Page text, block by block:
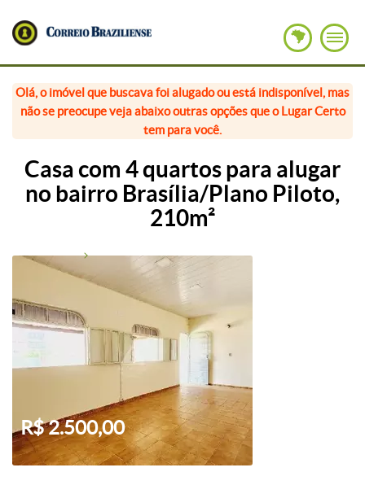
Olá, o imóvel que buscava foi alugado ou está indisponível, mas
não se preocupe veja abaixo outras opções que o Lugar Certo
tem para você.
Casa com 4 quartos para alugar
no bairro Brasília/Plano Piloto,
210m²
R$ 2.500,00